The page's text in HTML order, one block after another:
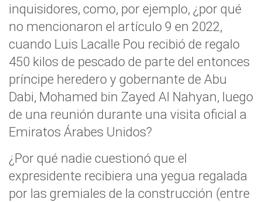
inquisidores, como, por ejemplo, ¿por qué
no mencionaron el artículo 9 en 2022,
cuando Luis Lacalle Pou recibió de regalo
450 kilos de pescado de parte del entonces
príncipe heredero y gobernante de Abu
Dabi, Mohamed bin Zayed Al Nahyan, luego
de una reunión durante una visita oficial a
Emiratos Árabes Unidos?
¿Por qué nadie cuestionó que el
expresidente recibiera una yegua regalada
por las gremiales de la construcción (entre